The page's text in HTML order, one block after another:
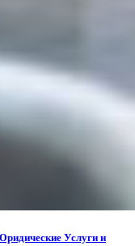
Услуги и